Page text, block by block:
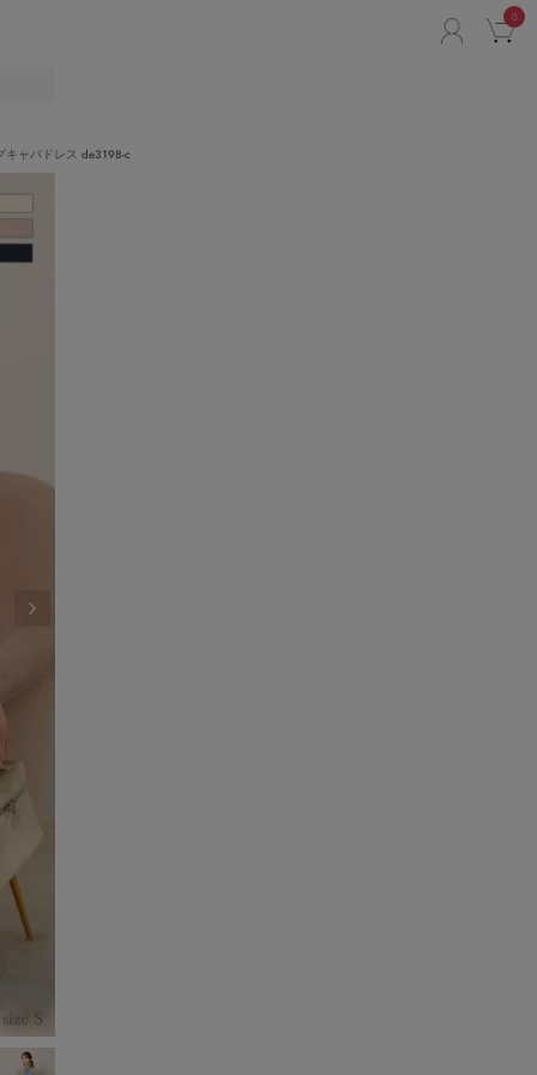
0
ャバドレス de3198-c